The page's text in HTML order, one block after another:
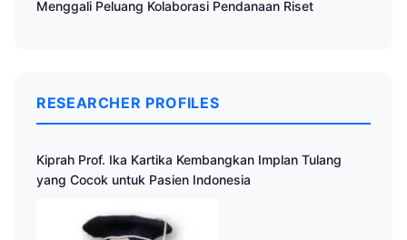
Menggali Peluang Kolaborasi Pendanaan Riset
RESEARCHER PROFILES
Kiprah Prof. Ika Kartika Kembangkan Implan Tulang
yang Cocok untuk Pasien Indonesia